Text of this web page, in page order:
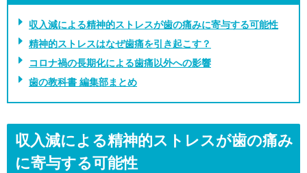
収入減による精神的ストレスが歯の痛みに寄与する可能性
精神的ストレスはなぜ歯痛を引き起こす？
コロナ禍の長期化による歯痛以外への影響
歯の教科書 編集部まとめ
収入減による精神的ストレスが歯の痛み
に寄与する可能性